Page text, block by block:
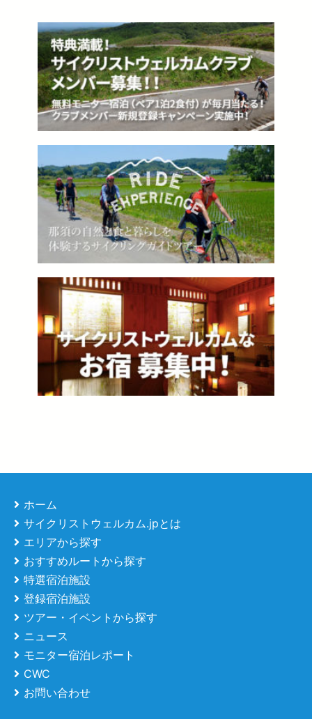
ホーム
サイクリストウェルカム.jpとは
エリアから探す
おすすめルートから探す
特選宿泊施設
登録宿泊施設
ツアー・イベントから探す
ニュース
モニター宿泊レポート
CWC
お問い合わせ